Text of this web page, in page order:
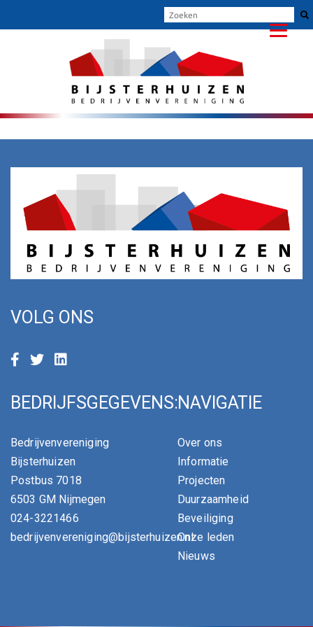
INFORMATIE
VOLG ONS
BEDRIJFSGEGEVENS:
Bedrijvenvereniging
Bijsterhuizen
Postbus 7018
6503 GM Nijmegen
024-3221466
bedrijvenvereniging@bijsterhuizen.nl
NAVIGATIE
Over ons
Informatie
Projecten
Duurzaamheid
Beveiliging
Onze leden
Nieuws